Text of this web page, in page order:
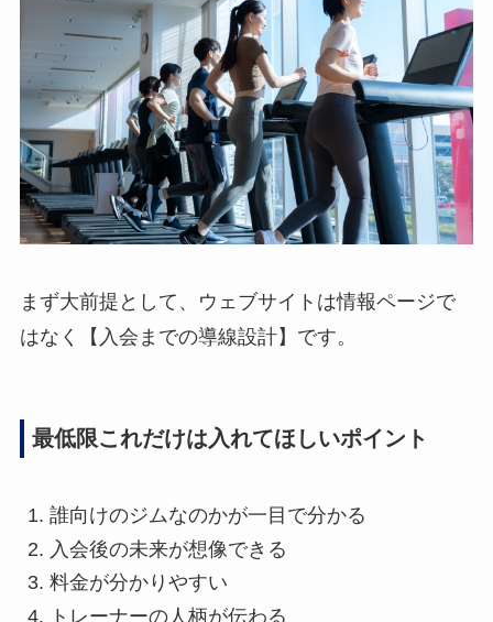
まず大前提として、ウェブサイトは情報ページで
はなく【入会までの導線設計】です。
最低限これだけは入れてほしいポイント
誰向けのジムなのかが一目で分かる
入会後の未来が想像できる
料金が分かりやすい
トレーナーの人柄が伝わる